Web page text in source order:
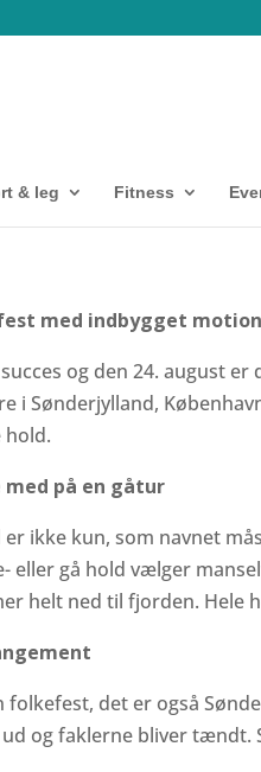
& leg Fitness
med indbygget
og den 24. august
i Sønderjylland,
hold.
på en gåtur
ikke kun, som navnet
eller gå hold vælger
helt ned til fjorden. Hele
folkefest, det er også
og faklerne bliver